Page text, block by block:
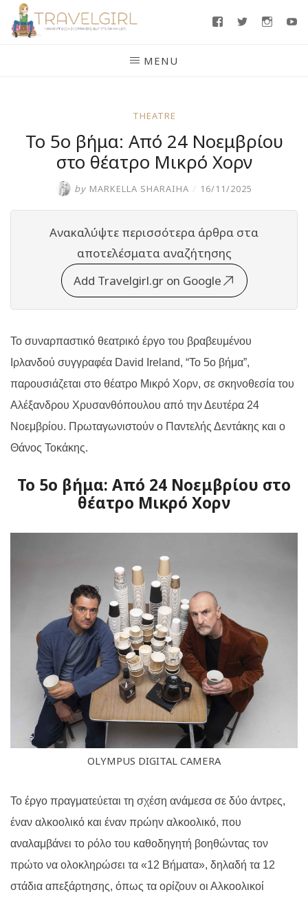
Skip
FacebookTwitter
MENU
THEATRE
To 5ο βήμα: Από 24 Νοεμβρίου
στο θέατρο Μικρό Χορν
by MARKELLA SHARAIHA / 16/11/2025
Ανακαλύψτε περισσότερα άρθρα στα
αποτελέσματα αναζήτησης
Add Travelgirl.gr on Google
Το συναρπαστικό θεατρικό έργο του βραβευμένου
Ιρλανδού συγγραφέα David Ireland, “To 5ο βήμα”,
παρουσιάζεται στο θέατρο Μικρό Χορν, σε σκηνοθεσία του
Αλέξανδρου Χρυσανθόπουλου από την Δευτέρα 24
Νοεμβρίου. Πρωταγωνιστούν ο Παντελής Δεντάκης και ο
Θάνος Τοκάκης.
To 5ο βήμα: Από 24 Νοεμβρίου στο
θέατρο Μικρό Χορν
OLYMPUS DIGITAL CAMERA
Το έργο πραγματεύεται τη σχέση ανάμεσα σε δύο άντρες,
έναν αλκοολικό και έναν πρώην αλκοολικό, που
αναλαμβάνει το ρόλο του καθοδηγητή βοηθώντας τον
πρώτο να ολοκληρώσει τα «12 Βήματα», δηλαδή τα 12
στάδια απεξάρτησης, όπως τα ορίζουν οι Αλκοολικοί